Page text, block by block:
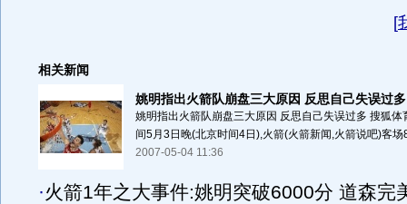
[
相关新闻
姚明指出火箭队崩盘三大原因 反思自己失误过多
姚明指出火箭队崩盘三大原因 反思自己失误过多 搜狐体
间5月3日晚(北京时间4日),火箭(火箭新闻,火箭说吧)客场
2007-05-04 11:36
·火箭1年之大事件:姚明突破6000分 道森完